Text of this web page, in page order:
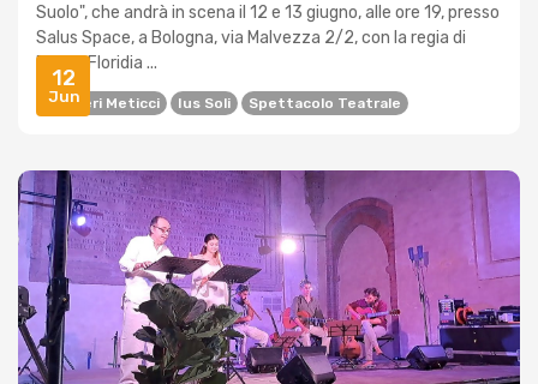
12
Jun
Suolo", che andrà in scena il 12 e 13 giugno, alle ore 19, presso
Salus Space, a Bologna, via Malvezza 2/2, con la regia di
Pietro Floridia ...
Cantieri Meticci Ius Soli Spettacolo Teatrale